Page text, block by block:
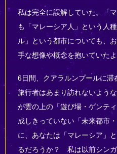
私は完全に誤解していた。「
も「マレーシア人」という人
ル」という都市についても、
手な想像や概念を抱いていたよ
6日間、クアラルンプールに
旅行者はあまり訪れないよう
が雲の上の「遊び場・ゲンテ
成しきっていない「未来都市
に、あなたは「マレーシア」
るだろうか？ 私は以前シン